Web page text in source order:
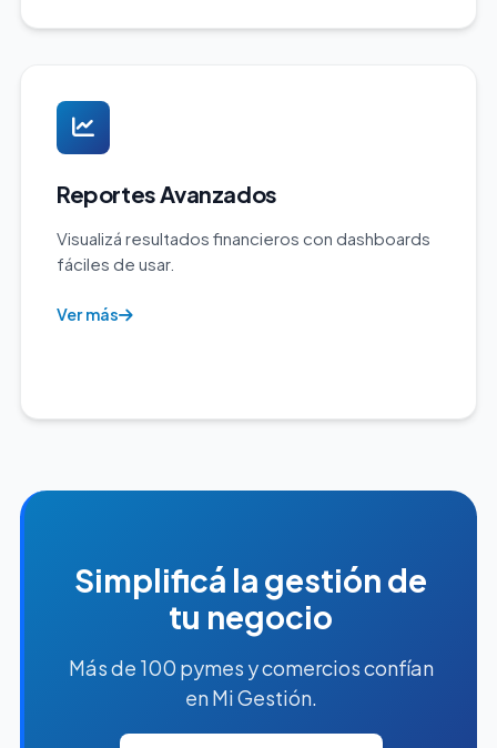
Reportes Avanzados
Visualizá resultados financieros con dashboards
fáciles de usar.
Ver más
Simplificá la gestión de
tu negocio
Más de 100 pymes y comercios confían
en Mi Gestión.